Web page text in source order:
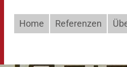
Home Referenzen